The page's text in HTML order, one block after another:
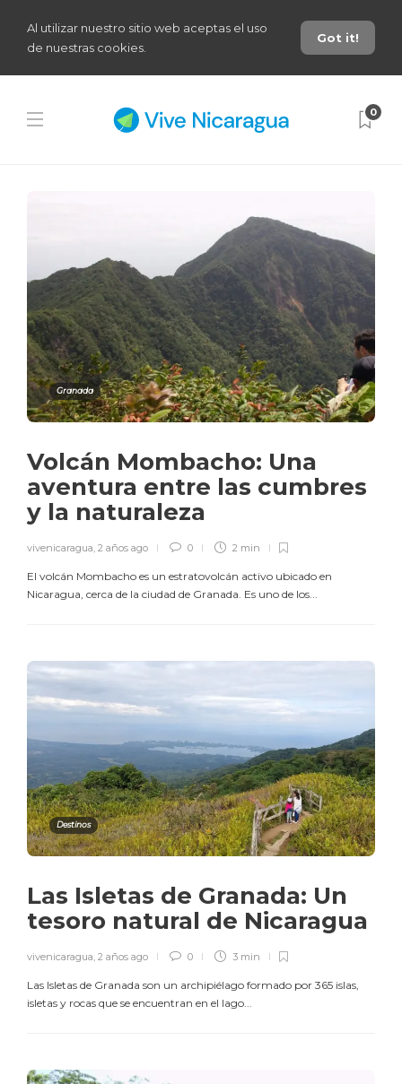
Al utilizar nuestro sitio web aceptas el uso
de nuestras cookies.
Got it!
0
Granada
Volcán Mombacho: Una
aventura entre las cumbres
y la naturaleza
vivenicaragua, 2 años ago 0 2 min
El volcán Mombacho es un estratovolcán activo ubicado en
Nicaragua, cerca de la ciudad de Granada. Es uno de los...
Destinos
Las Isletas de Granada: Un
tesoro natural de Nicaragua
vivenicaragua, 2 años ago 0 3 min
Las Isletas de Granada son un archipiélago formado por 365 islas,
isletas y rocas que se encuentran en el lago...